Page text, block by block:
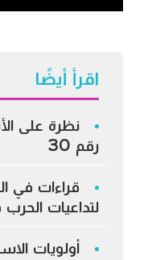
اقرأ أيضًا
نظرة على
رقم 30
قراءات في
لتداعيات
أولويات